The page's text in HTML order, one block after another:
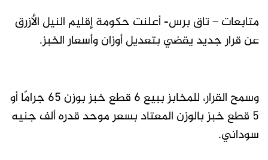
متابعات – تاق برس- أعلنت حكومة إقليم النيل الأزرق
عن قرار جديد يقضي بتعديل أوزان وأسعار الخبز.
وسمح القرار، للمخابز ببيع 6 قطع خبز بوزن 65 جرامًا أو
5 قطع خبز بالوزن المعتاد بسعر موحد قدره ألف جنيه
سوداني.